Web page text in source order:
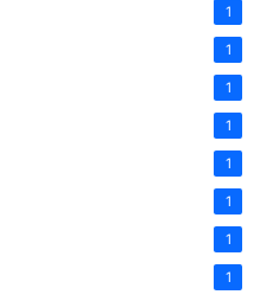
1
1
1
1
1
1
1
1